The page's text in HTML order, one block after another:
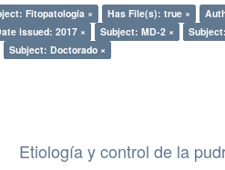
Fitopatología × Has File(s): true ×
issued: 2017 × Subject: MD-2 ×
Subject: Doctorado ×
Etiología y control de la